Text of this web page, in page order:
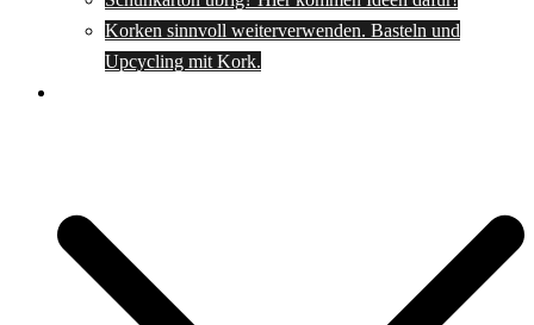
Korken sinnvoll weiterverwenden. Basteln und
Upcycling mit Kork.